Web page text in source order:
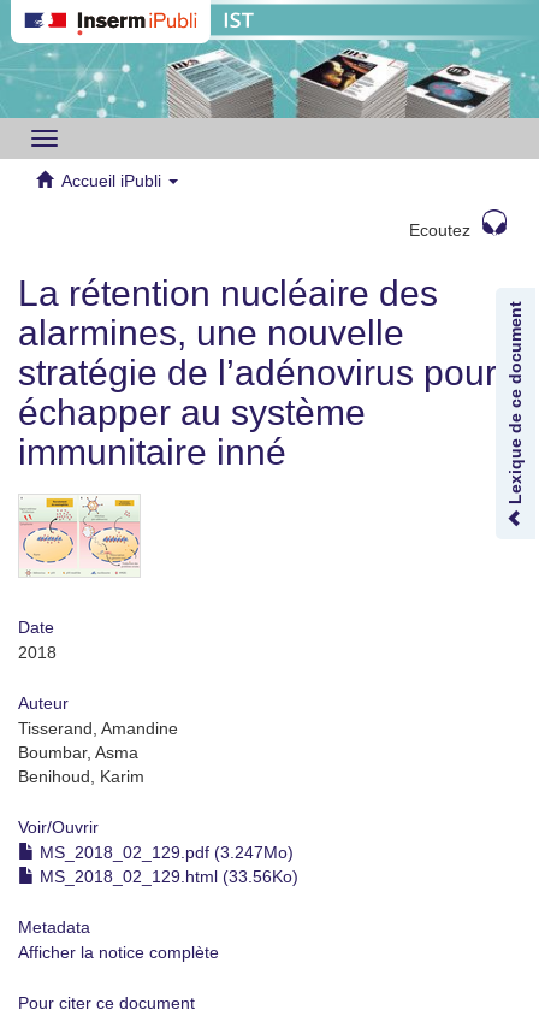
Toggle
navigation
Accueil iPubli
Ecoutez
Lexique de ce document
La rétention nucléaire des
alarmines, une nouvelle
stratégie de l’adénovirus pour
échapper au système
immunitaire inné
Date
2018
Auteur
Tisserand, Amandine
Boumbar, Asma
Benihoud, Karim
Voir/Ouvrir
MS_2018_02_129.pdf (3.247Mo)
MS_2018_02_129.html (33.56Ko)
Metadata
Afficher la notice complète
Pour citer ce document